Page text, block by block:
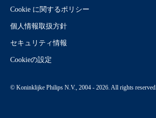
Cookie に関するポリシー
個人情報取扱方針
セキュリティ情報
Cookieの設定
© Koninklijke Philips N.V., 2004 - 2026. All rights reserved.